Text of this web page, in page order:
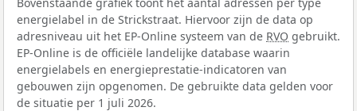
energielabel in de Strickstraat. Hiervoor zijn de data op
adresniveau uit het EP-Online systeem van de RVO gebruikt.
EP-Online is de officiële landelijke database waarin
energielabels en energieprestatie-indicatoren van
gebouwen zijn opgenomen. De gebruikte data gelden voor
de situatie per 1 juli 2026.